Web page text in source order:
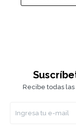
Recibe todas